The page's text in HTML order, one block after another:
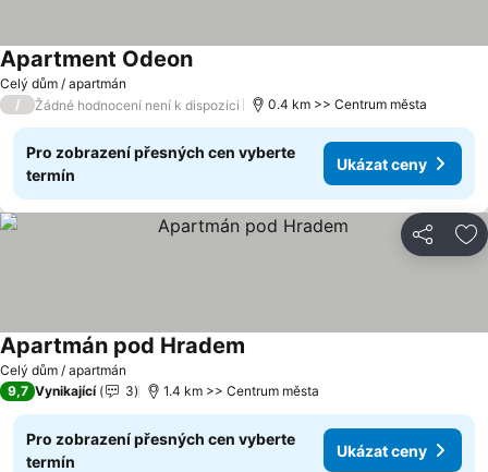
Celý dům / apartmán
Apartment Odeon
/ Žádné hodnocení není k dispozici 0.4 km >> Centrum města
Pro zobrazení přesných cen vyberte
termín
Ukázat ceny
Sdílet
Celý dům / apartmán
Apartmán pod Hradem
9,7 Vynikající 3 1.4 km >> Centrum města
Pro zobrazení přesných cen vyberte
termín
Ukázat ceny